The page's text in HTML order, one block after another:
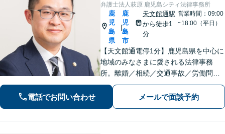
弁護士法人萩原 鹿児島シティ法律事務所
鹿
児
島
県
|
鹿
児
島
市
天文館通駅
から徒歩1
分
営業時間：09:00
~18:00（平日）
【天文館通電停1分】鹿児島県を中心に
地域のみなさまに愛される法律事務
所。離婚／相続／交通事故／労働問題
／刑事事件など。依頼者さまにとって
「一番の頼れる存在」でいられるよう
親身になって対応します。【近隣駐車
電話でお問い合わせ メールで面談予約